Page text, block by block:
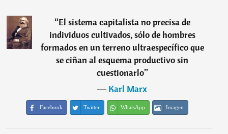
“El sistema capitalista no precisa de
individuos cultivados, sólo de hombres
formados en un terreno ultraespecífico que
se ciñan al esquema productivo sin
cuestionarlo”
―Karl Marx
Facebook Twitter WhatsApp Imagen